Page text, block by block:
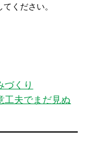
ください。
づくり
工夫でまだ見ぬ